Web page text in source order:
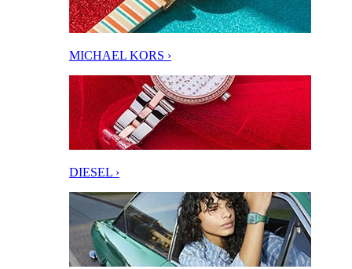
MICHAEL KORS ›
DIESEL ›